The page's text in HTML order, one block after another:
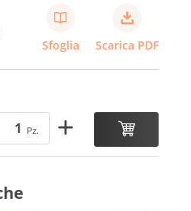
Sfoglia Scarica PDF
Pz.